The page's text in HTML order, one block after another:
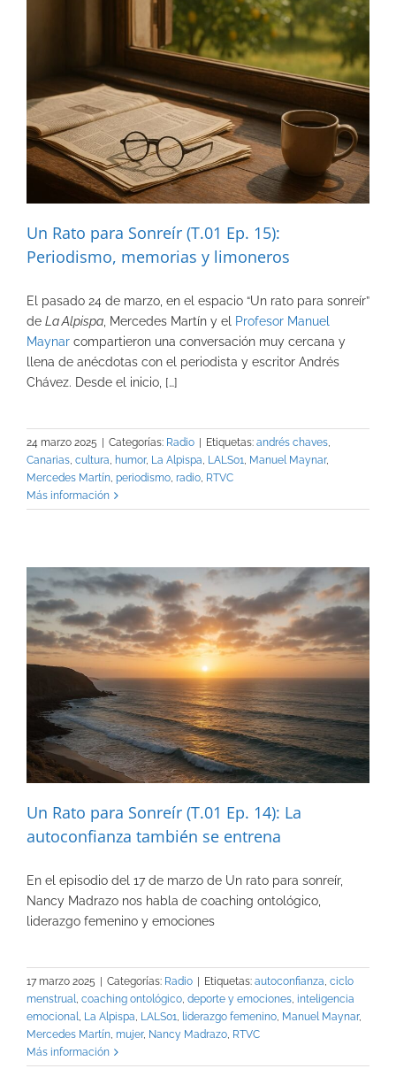
Un Rato para Sonreír (T.01 Ep. 15):
Periodismo, memorias y limoneros
El pasado 24 de marzo, en el espacio “Un rato para sonreír”
de La Alpispa , Mercedes Martín y el
Profesor Manuel
Maynar compartieron una conversación muy cercana y
llena de anécdotas con el periodista y escritor Andrés
Chávez. Desde el inicio, […]
24 marzo 2025 | Categorías: Radio | Etiquetas: andrés chaves
Canarias cultura humor, La Alpispa LALS01 Manuel Maynar,
Mercedes Martín periodismo radio RTVC
Más información
Un Rato para Sonreír (T.01 Ep. 14): La
autoconfianza también se entrena
En el episodio del 17 de marzo de Un rato para sonreír,
Nancy Madrazo nos habla de coaching ontológico,
liderazgo femenino y emociones
17 marzo 2025 Categorías: Radio Etiquetas: autoconfianza, ciclo
menstrual, coaching ontológico, deporte y emociones, inteligencia
emocional, La Alpispa, LALS01, liderazgo femenino, Manuel Maynar,
Mercedes Martín, mujer, Nancy Madrazo, RTVC
Más información